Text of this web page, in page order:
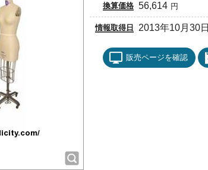
換算価格 56,614 円
情報取得日 2013年10月30日
販売ページを確認